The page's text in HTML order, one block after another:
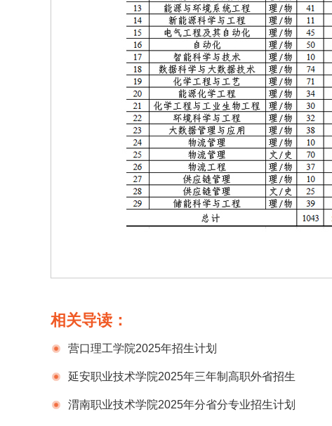
相关导读：
营口理工学院2025年招生计划
延安职业技术学院2025年三年制高职外省招生
计划一览表
渭南职业技术学院2025年分省分专业招生计划